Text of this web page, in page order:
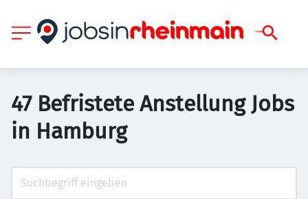
47 Befristete Anstellung Jobs
in Hamburg